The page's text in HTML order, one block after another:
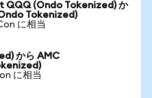
QQQ (Ondo Tokenized) か
Tokenized)
に相当
から AMC
に相当